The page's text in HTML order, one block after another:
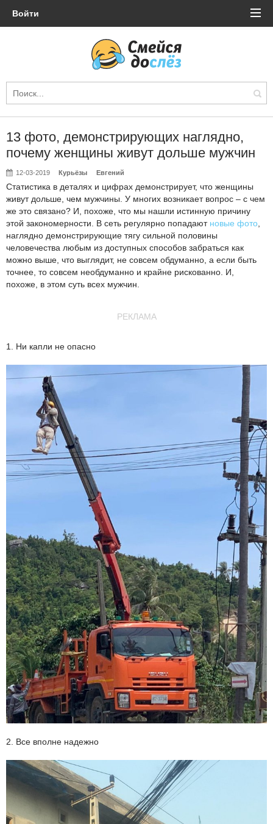
Войти
13 фото, демонстрирующих наглядно,
почему женщины живут дольше мужчин
12-03-2019 Курьёзы Евгений
Статистика в деталях и цифрах демонстрирует, что женщины
живут дольше, чем мужчины. У многих возникает вопрос – с чем
же это связано? И, похоже, что мы нашли истинную причину
этой закономерности. В сеть регулярно попадают новые фото
наглядно демонстрирующие тягу сильной половины
человечества любым из доступных способов забраться как
можно выше, что выглядит, не совсем обдуманно, а если быть
точнее, то совсем необдуманно и крайне рискованно. И,
похоже, в этом суть всех мужчин.
РЕКЛАМА
1. Ни капли не опасно
2. Все вполне надежно